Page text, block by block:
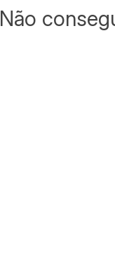
Não